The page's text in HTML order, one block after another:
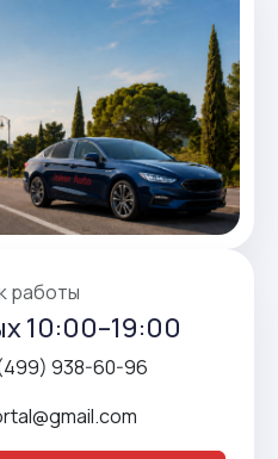
работы
10:00–19:00
938-60-96